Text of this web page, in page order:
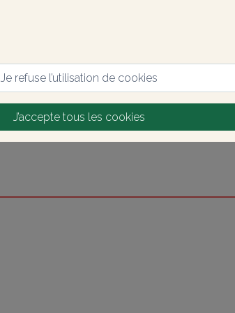
Je refuse l’utilisation de cookies
J’accepte tous les cookies